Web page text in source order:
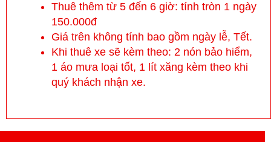
Thuê thêm từ 5 đến 6 giờ: tính tròn 1 ngày
150.000đ
Giá trên không tính bao gồm ngày lễ, Tết.
Khi thuê xe sẽ kèm theo: 2 nón bảo hiểm,
1 áo mưa loại tốt, 1 lít xăng kèm theo khi
quý khách nhận xe.